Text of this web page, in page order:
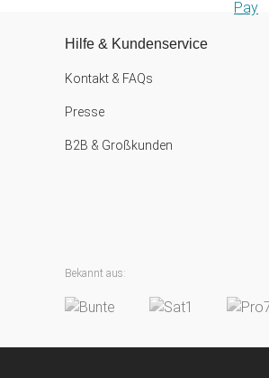
Hilfe & Kundenservice
Kontakt & FAQs
Presse
B2B & Großkunden
Bekannt aus: